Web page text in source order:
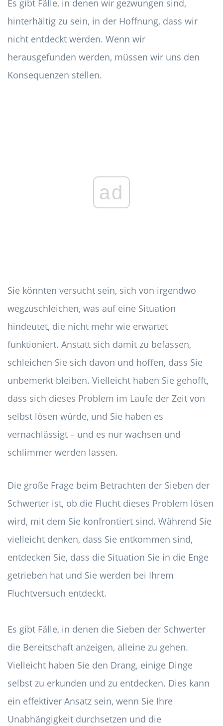
Es gibt Fälle, in denen wir gezwungen sind,
hinterhältig zu sein, in der Hoffnung, dass wir
nicht entdeckt werden. Wenn wir
herausgefunden werden, müssen wir uns den
Konsequenzen stellen.
ad
Sie könnten versucht sein, sich von irgendwo
wegzuschleichen, was auf eine Situation
hindeutet, die nicht mehr wie erwartet
funktioniert. Anstatt sich damit zu befassen,
schleichen Sie sich davon und hoffen, dass Sie
unbemerkt bleiben. Vielleicht haben Sie gehofft,
dass sich dieses Problem im Laufe der Zeit von
selbst lösen würde, und Sie haben es
vernachlässigt – und es nur wachsen und
schlimmer werden lassen.
Die große Frage beim Betrachten der Sieben der
Schwerter ist, ob die Flucht dieses Problem lösen
wird, mit dem Sie konfrontiert sind. Während Sie
vielleicht denken, dass Sie entkommen sind,
entdecken Sie, dass die Situation Sie in die Enge
getrieben hat und Sie werden bei Ihrem
Fluchtversuch entdeckt.
Es gibt Fälle, in denen die Sieben der Schwerter
die Bereitschaft anzeigen, alleine zu gehen.
Vielleicht haben Sie den Drang, einige Dinge
selbst zu erkunden und zu entdecken. Dies kann
ein effektiver Ansatz sein, wenn Sie Ihre
Unabhängigkeit durchsetzen und die